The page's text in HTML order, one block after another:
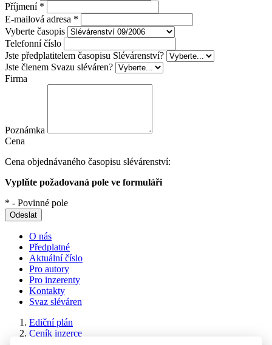
Příjmení *
E-mailová adresa *
Vyberte časopis
Telefonní číslo
Jste předplatitelem časopisu Slévárenství?
Jste členem Svazu sléváren?
Firma
Poznámka
Cena
Cena objednávaného časopisu slévárenství:
Vyplňte požadovaná pole ve formuláři
* - Povinné pole
Odeslat
O nás
Předplatné
Aktuální číslo
Pro autory
Pro inzerenty
Kontakty
Svaz sléváren
Ediční plán
Ceník inzerce